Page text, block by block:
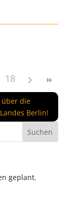
18
die
Berlin!
geplant.